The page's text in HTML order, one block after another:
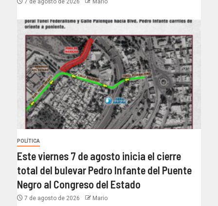
POLÍTICA
Este viernes 7 de agosto inicia el cierre
total del bulevar Pedro Infante del Puente
Negro al Congreso del Estado
7 de agosto de 2026 Mario